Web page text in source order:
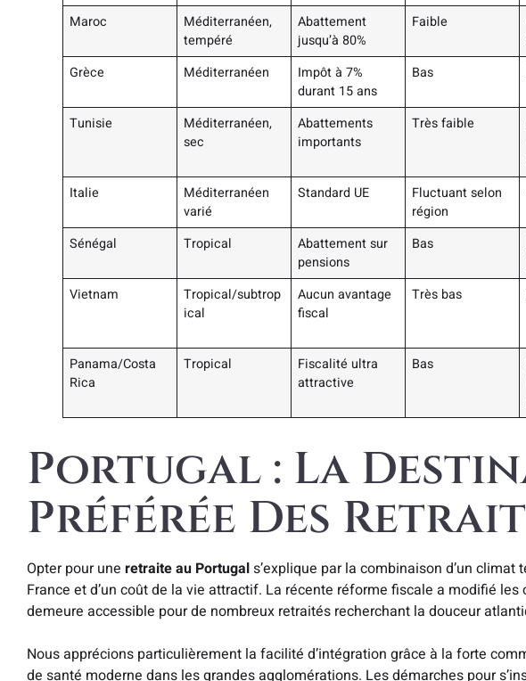
Maroc
Méditerranéen,
tempéré
Abattement
jusqu’à 80%
Faible
Grèce
Méditerranéen
Impôt à 7%
durant 15 ans
Bas
Tunisie
Méditerranéen,
sec
Abattements
importants
Très faible
Italie
Méditerranéen
varié
Standard UE
Fluctuant selon
région
Sénégal Tropical
Abattement sur
pensions
Bas
Vietnam
Tropical/subtrop
ical
Aucun avantage
fiscal
Très bas
Panama/Costa
Rica
Tropical
Fiscalité ultra
attractive
Bas
Portugal : La
Préférée Des
Opter pour une retraite au Portugals’explique par la combinaison d’un climat
France et d’un coût de la vie attractif. La récente réforme fiscale a modifié
demeure accessible pour de nombreux retraités recherchant la douceur
Nous apprécions particulièrement la facilité d’intégration grâce à la forte
de santé moderne dans les grandes agglomérations. Les démarches pour